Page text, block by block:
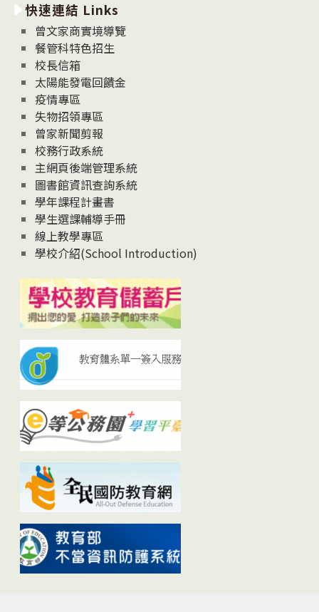
消
息
News
快速連結 Links
曾文家商實境導覽
餐管科特色招生
校長信箱
太陽能發電回饋金
疫情專區
失物招領專區
曾家新聞剪報
校務行政系統
主網頁後端管理系統
圖書館資訊查詢系統
學年課程計畫書
學生選課輔導手冊
線上教學專區
學校介紹(School Introduction)